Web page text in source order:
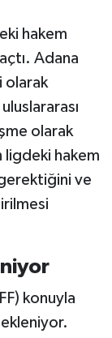
hakem
Adana
olarak
olarak
ligdeki hakem
gerektiğini ve
konuyla